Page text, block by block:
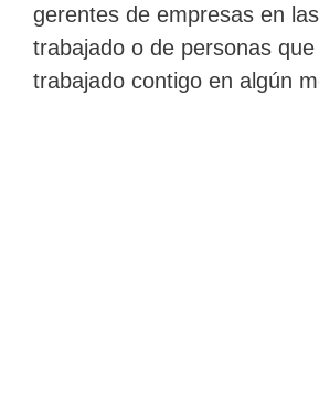
gerentes de empresas en
trabajado o de personas que
trabajado contigo en algún